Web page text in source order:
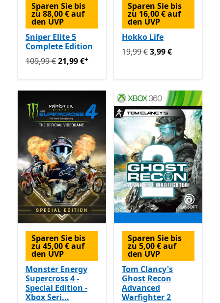
Sparen Sie bis
zu 88,00 € auf
den UVP
Sniper Elite 5
Complete Edition
Ursprünglich 109,99 € jetzt 21,99 €
109,99 €21,99 €+
Sparen Sie bis
zu 16,00 € auf
den UVP
Hokko Life
Ursprünglich 19,99 € jetzt
19,99 €3,99 €
Sparen Sie bis
zu 45,00 € auf
den UVP
Monster Energy
Supercross 4 -
Special Edition -
Xbox Seri...
Sparen Sie bis
zu 5,00 € auf
den UVP
Tom Clancy's
Ghost Recon
Advanced
Warfighter 2